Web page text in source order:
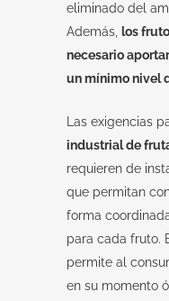
eliminado del
Además, los
necesario
un mínimo nivel
Las exigencias
industrial de
requieren de
que permitan
forma
para cada fruto.
permite al
en su momento